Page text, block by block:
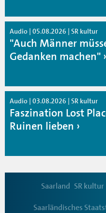
Audio | 05.08.2026 | SR kultur
"Auch Männer
Gedanken machen"
Audio | 03.08.2026 | SR kultur
Faszination Lost
Ruinen lieben
Saarland SR kultur
Saarländisches